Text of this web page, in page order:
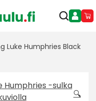
Luke Humphries Black
🔍